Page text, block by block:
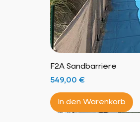
F2A Sandbarriere
Preis
549,00 €
In den Warenkorb